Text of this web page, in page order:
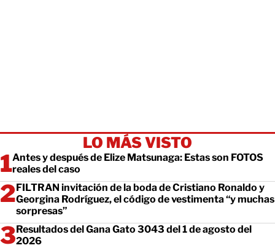
LO MÁS VISTO
Antes y después de Elize Matsunaga: Estas son FOTOS
reales del caso
FILTRAN invitación de la boda de Cristiano Ronaldo y
Georgina Rodríguez, el código de vestimenta “y muchas
sorpresas”
Resultados del Gana Gato 3043 del 1 de agosto del
2026